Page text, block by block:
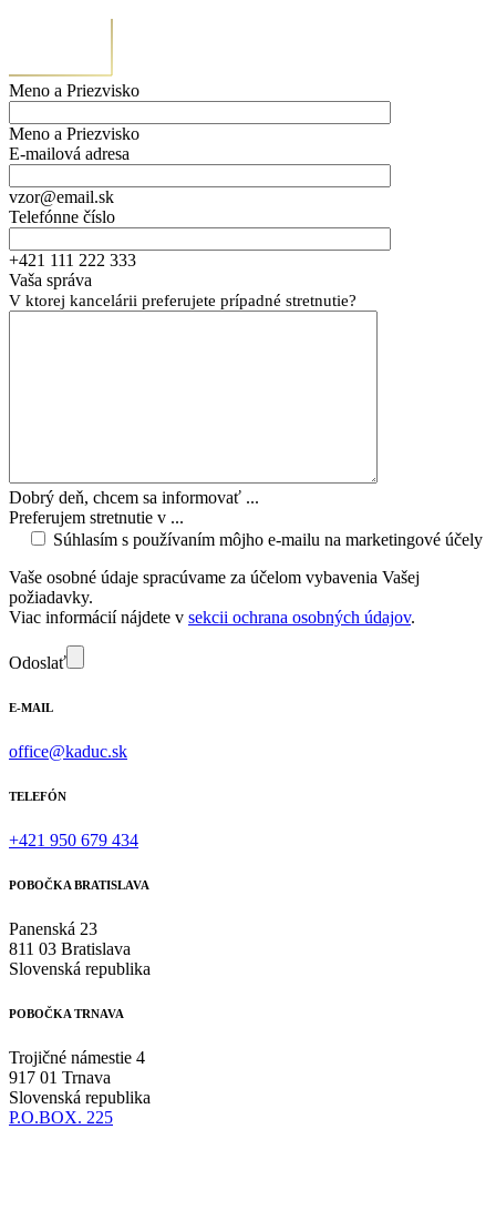
Meno a Priezvisko
Meno a Priezvisko
E-mailová adresa
vzor@email.sk
Telefónne číslo
+421 111 222 333
Vaša správa
V ktorej kancelárii preferujete prípadné stretnutie?
Dobrý deň, chcem sa informovať ...
Preferujem stretnutie v ...
Súhlasím s používaním môjho e-mailu na marketingové účely
Vaše osobné údaje spracúvame za účelom vybavenia Vašej
požiadavky.
Viac informácií nájdete v sekcii ochrana osobných údajov.
Odoslať
E-MAIL
office@kaduc.sk
TELEFÓN
+421 950 679 434
POBOČKA BRATISLAVA
Panenská 23
811 03 Bratislava
Slovenská republika
POBOČKA TRNAVA
Trojičné námestie 4
917 01 Trnava
Slovenská republika
P.O.BOX. 225